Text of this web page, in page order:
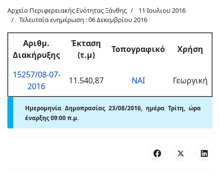
Αρχείο Περιφερειακής Ενότητας Ξάνθης
11 Ιουλιου 2016
Τελευταία ενημέρωση : 06 Δεκεμβρίου 2016
Αριθμ.
Διακήρυξης
Έκταση
(τ.μ)
Τοπογραφικό Χρήση
15257/08-07-
2016
11.540,87 ΝΑΙ Γεωργική
Ημερομηνία Δημοπρασίας 23/08/2016, ημέρα Τρίτη, ώρα
έναρξης 09:00 π.μ.